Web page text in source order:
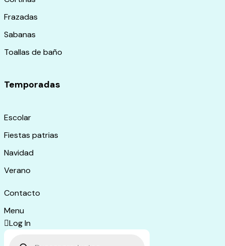
Frazadas
Sabanas
Toallas de baño
Temporadas
Escolar
Fiestas patrias
Navidad
Verano
Contacto
Menu
Log In